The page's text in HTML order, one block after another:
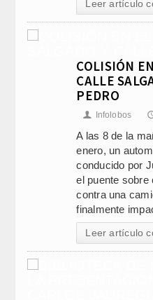
Leer artículo
COLISIÓN
CALLE
PEDRO
👤 Infolobos
A las 8 de la
enero, un
conducido por
el puente sobre
contra una
finalmente
Leer artículo